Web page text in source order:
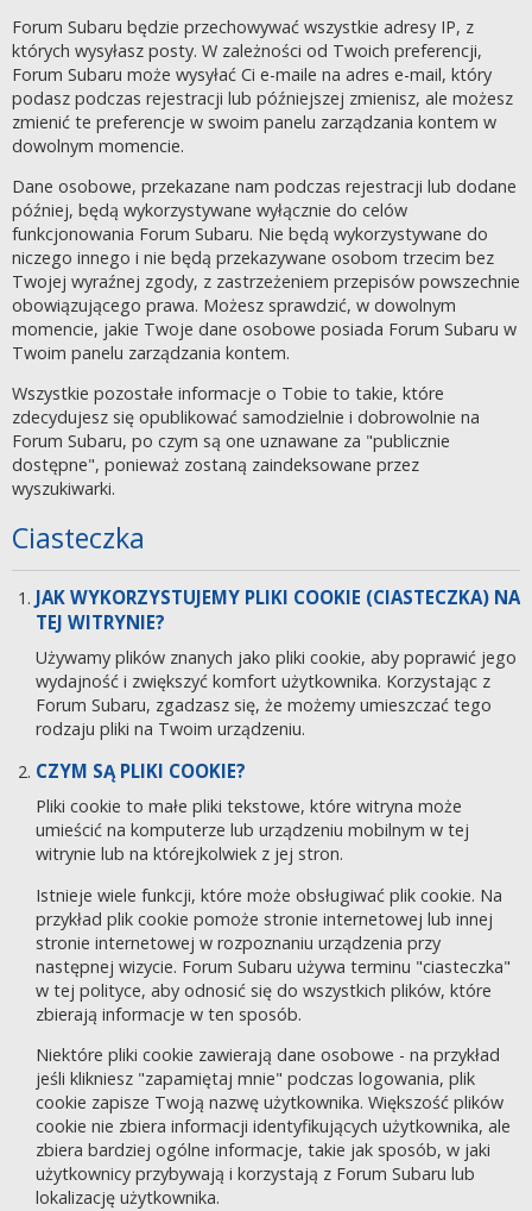
Forum Subaru będzie przechowywać wszystkie adresy IP, z
których wysyłasz posty. W zależności od Twoich preferencji,
Forum Subaru może wysyłać Ci e-maile na adres e-mail, który
podasz podczas rejestracji lub późniejszej zmienisz, ale możesz
zmienić te preferencje w swoim panelu zarządzania kontem w
dowolnym momencie.
Dane osobowe, przekazane nam podczas rejestracji lub dodane
później, będą wykorzystywane wyłącznie do celów
funkcjonowania Forum Subaru. Nie będą wykorzystywane do
niczego innego i nie będą przekazywane osobom trzecim bez
Twojej wyraźnej zgody, z zastrzeżeniem przepisów powszechnie
obowiązującego prawa. Możesz sprawdzić, w dowolnym
momencie, jakie Twoje dane osobowe posiada Forum Subaru w
Twoim panelu zarządzania kontem.
Wszystkie pozostałe informacje o Tobie to takie, które
zdecydujesz się opublikować samodzielnie i dobrowolnie na
Forum Subaru, po czym są one uznawane za "publicznie
dostępne", ponieważ zostaną zaindeksowane przez
wyszukiwarki.
Ciasteczka
JAK WYKORZYSTUJEMY PLIKI COOKIE (CIASTECZKA) NA
TEJ WITRYNIE?
Używamy plików znanych jako pliki cookie, aby poprawić jego
wydajność i zwiększyć komfort użytkownika. Korzystając z
Forum Subaru, zgadzasz się, że możemy umieszczać tego
rodzaju pliki na Twoim urządzeniu.
CZYM SĄ PLIKI COOKIE?
Pliki cookie to małe pliki tekstowe, które witryna może
umieścić na komputerze lub urządzeniu mobilnym w tej
witrynie lub na którejkolwiek z jej stron.
Istnieje wiele funkcji, które może obsługiwać plik cookie. Na
przykład plik cookie pomoże stronie internetowej lub innej
stronie internetowej w rozpoznaniu urządzenia przy
następnej wizycie. Forum Subaru używa terminu "ciasteczka"
w tej polityce, aby odnosić się do wszystkich plików, które
zbierają informacje w ten sposób.
Niektóre pliki cookie zawierają dane osobowe - na przykład
jeśli klikniesz "zapamiętaj mnie" podczas logowania, plik
cookie zapisze Twoją nazwę użytkownika. Większość plików
cookie nie zbiera informacji identyfikujących użytkownika, ale
zbiera bardziej ogólne informacje, takie jak sposób, w jaki
użytkownicy przybywają i korzystają z Forum Subaru lub
lokalizację użytkownika.